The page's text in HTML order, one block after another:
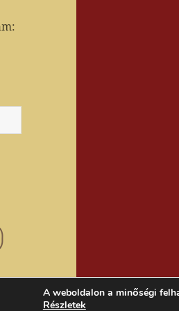
A weboldalon a minőségi
Részletek